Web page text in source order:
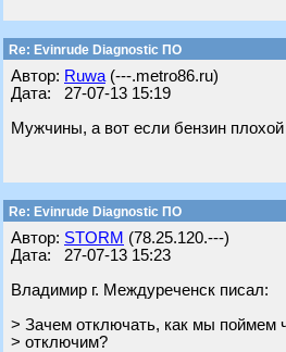
Re: Evinrude Diagnostic ПО
Автор: Ruwa (---.metro86.ru)
Дата: 27-07-13 15:19
Мужчины, а вот если бензин
Re: Evinrude Diagnostic ПО
Автор: STORM (78.25.120.---)
Дата: 27-07-13 15:23
Владимир г. Междуреченск писал:
> Зачем отключать, как мы поймем
> отключим?